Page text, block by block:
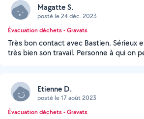
Magatte S.
posté le 24 déc. 2023
Évacuation déchets - Gravats
Très bon contact avec Bastien. Sérieux
très bien son travail. Personne à qui on
Etienne D.
posté le 17 août 2023
Évacuation déchets - Gravats